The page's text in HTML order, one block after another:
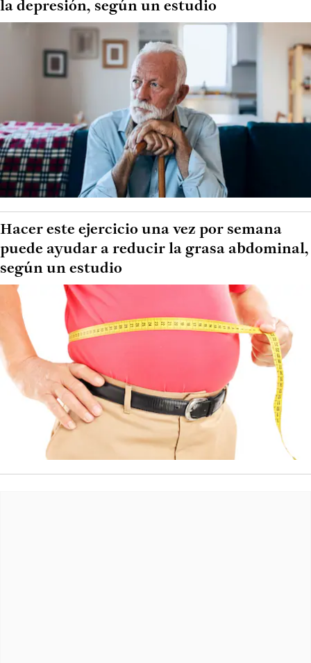
la depresión, según un estudio
Hacer este ejercicio una vez por semana
puede ayudar a reducir la grasa abdominal,
según un estudio